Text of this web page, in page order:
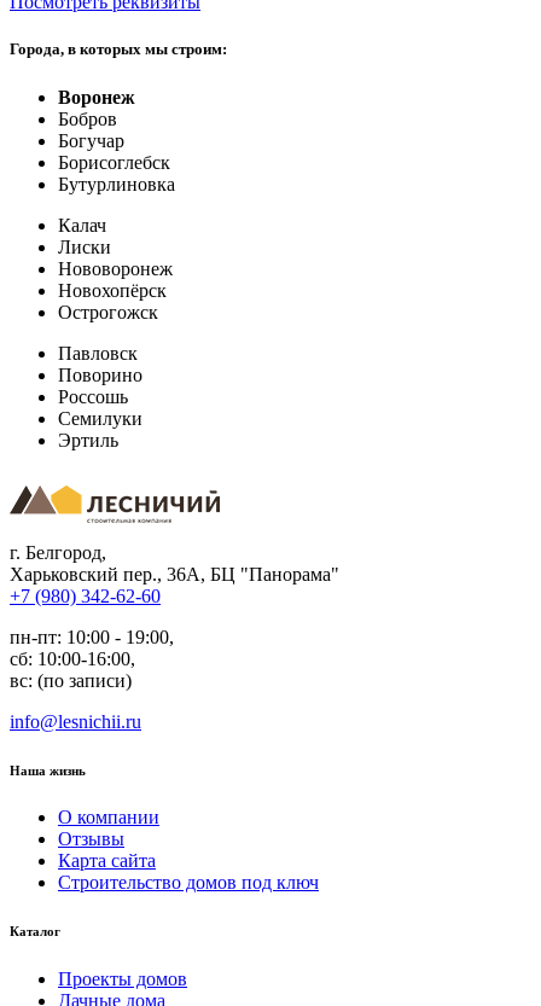
Города, в которых мы строим:
Воронеж
Бобров
Богучар
Борисоглебск
Бутурлиновка
Калач
Лиски
Нововоронеж
Новохопёрск
Острогожск
Павловск
Поворино
Россошь
Семилуки
Эртиль
г. Белгород,
Харьковский пер., 36А, БЦ "Панорама"
+7 (980) 342-62-60
пн-пт: 10:00 - 19:00,
сб: 10:00-16:00,
вс: (по записи)
info@lesnichii.ru
Наша жизнь
О компании
Отзывы
Карта сайта
Строительство домов под ключ
Каталог
Проекты домов
Дачные дома